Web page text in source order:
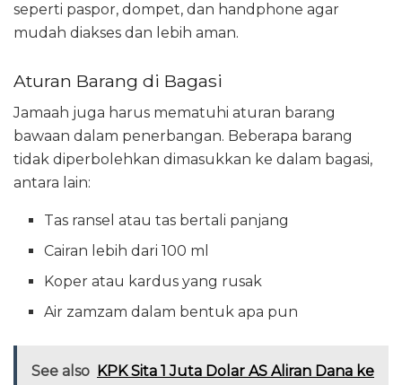
seperti paspor, dompet, dan handphone agar
mudah diakses dan lebih aman.
Aturan Barang di Bagasi
Jamaah juga harus mematuhi aturan barang
bawaan dalam penerbangan. Beberapa barang
tidak diperbolehkan dimasukkan ke dalam bagasi,
antara lain:
Tas ransel atau tas bertali panjang
Cairan lebih dari 100 ml
Koper atau kardus yang rusak
Air zamzam dalam bentuk apa pun
See also KPK Sita 1 Juta Dolar AS Aliran Dana ke